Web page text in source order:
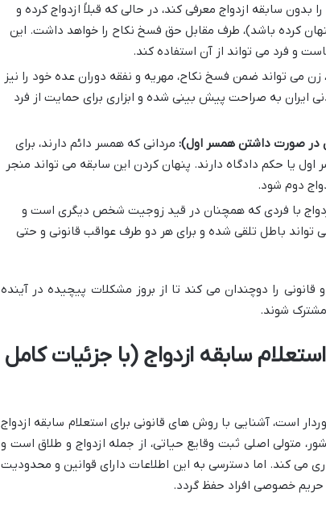
بدون سابقه ازدواج معرفی کند، در حالی که قبلاً ازدواج کرده و
کرده باشد)، طرف مقابل حق فسخ نکاح را خواهد داشت. این
و فرد می تواند از آن استفاده کند.
می تواند ضمن فسخ نکاح، مهریه و نفقه دوران عده خود را نیز
ایران به صراحت پیش بینی شده و ابزاری برای حمایت از فرد
در صورت داشتن همسر اول): مردانی که همسر دائم دارند، برای
یا حکم دادگاه دارند. پنهان کردن این سابقه می تواند منجر
دوم شود.
با فردی که همچنان در قید زوجیت شخص دیگری است و
تواند باطل تلقی شده و برای هر دو طرف عواقب قانونی و حتی
را دوچندان می کند تا از بروز مشکلات پیچیده در آینده
مشترک شوند.
سابقه ازدواج (با جزئیات کامل
است، آشنایی با روش های قانونی برای استعلام سابقه ازدواج
متولی اصلی ثبت وقایع حیاتی، از جمله ازدواج و طلاق است و
می کند. اما دسترسی به این اطلاعات دارای قوانین و محدودیت
خصوصی افراد حفظ گردد.